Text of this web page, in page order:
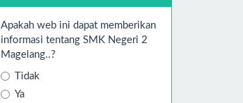
Apakah web ini dapat memberikan
informasi tentang SMK Negeri 2
Magelang..?
Tidak
Ya